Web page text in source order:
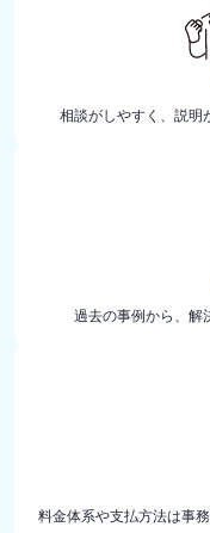
相談がしやすく、説明
過去の事例から、解
料金体系や支払方法は事